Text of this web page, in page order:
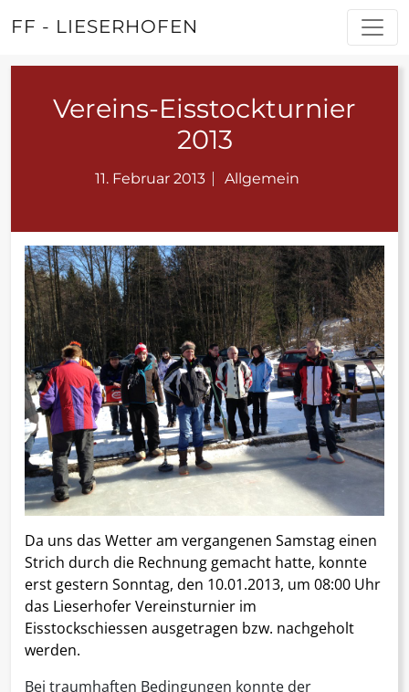
FF - LIESERHOFEN
Vereins-Eisstockturnier
2013
11. Februar 2013 Allgemein
Da uns das Wetter am vergangenen Samstag einen
Strich durch die Rechnung gemacht hatte, konnte
erst gestern Sonntag, den 10.01.2013, um 08:00 Uhr
das Lieserhofer Vereinsturnier im
Eisstockschiessen ausgetragen bzw. nachgeholt
werden.
Bei traumhaften Bedingungen konnte der